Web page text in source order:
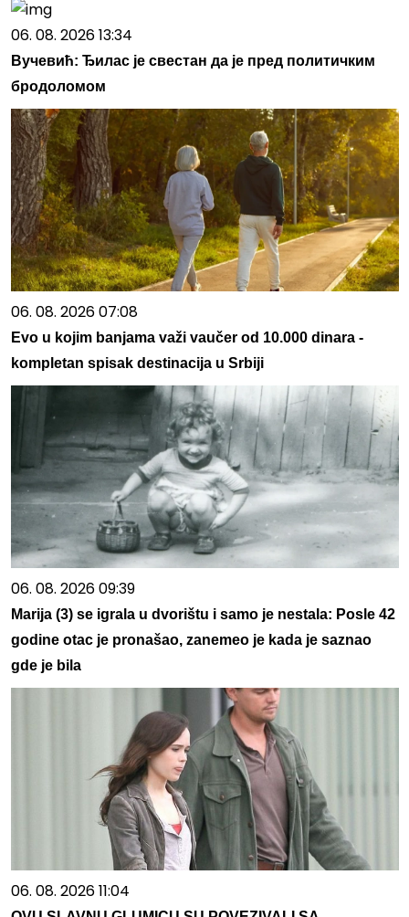
06. 08. 2026 13:34
Вучевић: Ђилас је свестан да је пред политичким
бродоломом
06. 08. 2026 07:08
Evo u kojim banjama važi vaučer od 10.000 dinara -
kompletan spisak destinacija u Srbiji
06. 08. 2026 09:39
Marija (3) se igrala u dvorištu i samo je nestala: Posle 42
godine otac je pronašao, zanemeo je kada je saznao
gde je bila
06. 08. 2026 11:04